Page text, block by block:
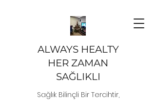
ALWAYS HEALTY
HER ZAMAN
SAĞLIKLI
Sağlık Bilinçli Bir Tercihtir,